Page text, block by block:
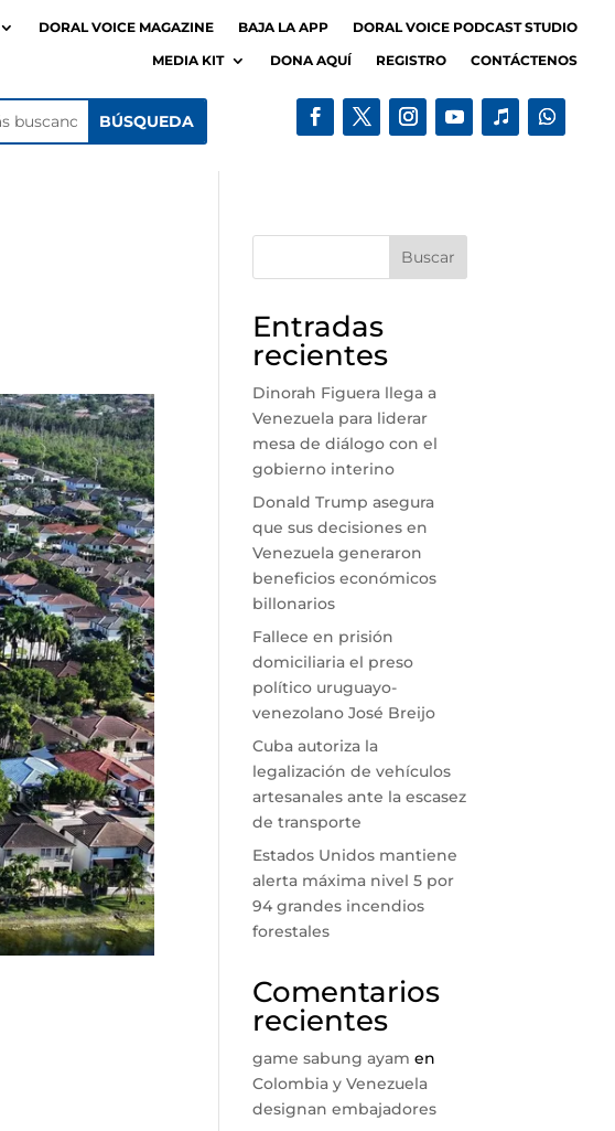
DORAL VOICE MAGAZINE BAJA LA APP
DORAL VOICE PODCAST STUDIO
MEDIA KIT
DONA AQUÍ REGISTRO CONTÁCTENOS
Buscar
Entradas
recientes
Dinorah Figuera llega a
Venezuela para liderar
mesa de diálogo con el
gobierno interino
Donald Trump asegura
que sus decisiones en
Venezuela generaron
beneficios económicos
billonarios
Fallece en prisión
domiciliaria el preso
político uruguayo-
venezolano José Breijo
Cuba autoriza la
legalización de vehículos
artesanales ante la escasez
de transporte
Estados Unidos mantiene
alerta máxima nivel 5 por
94 grandes incendios
forestales
Comentarios
recientes
game sabung ayam en
Colombia y Venezuela
designan embajadores